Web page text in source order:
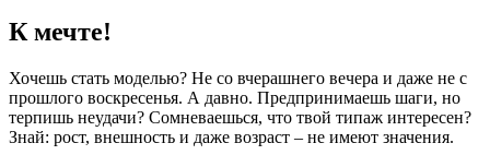
К мечте!
Хочешь стать моделью? Не со вчерашнего вечера и даже не с
прошлого воскресенья. А давно. Предпринимаешь шаги, но
терпишь неудачи? Сомневаешься, что твой типаж интересен?
Знай: рост, внешность и даже возраст – не имеют значения.